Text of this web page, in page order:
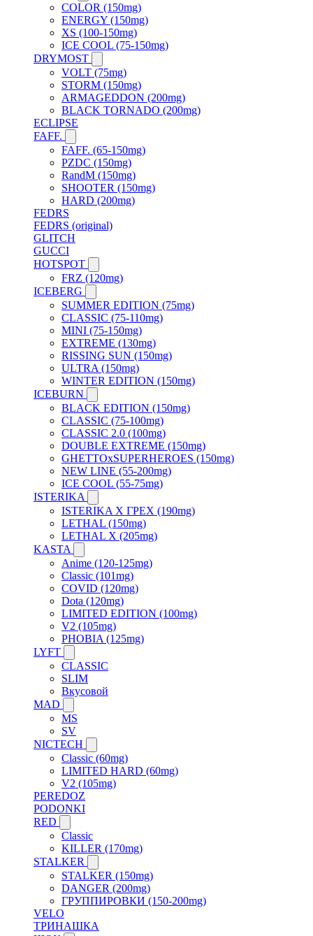
COLOR (150mg)
ENERGY (150mg)
XS (100-150mg)
ICE COOL (75-150mg)
DRYMOST
VOLT (75mg)
STORM (150mg)
ARMAGEDDON (200mg)
BLACK TORNADO (200mg)
ECLIPSE
FAFF.
FAFF. (65-150mg)
PZDC (150mg)
RandM (150mg)
SHOOTER (150mg)
HARD (200mg)
FEDRS
FEDRS (original)
GLITCH
GUCCI
HOTSPOT
FRZ (120mg)
ICEBERG
SUMMER EDITION (75mg)
CLASSIC (75-110mg)
MINI (75-150mg)
EXTREME (130mg)
RISSING SUN (150mg)
ULTRA (150mg)
WINTER EDITION (150mg)
ICEBURN
BLACK EDITION (150mg)
CLASSIC (75-100mg)
CLASSIC 2.0 (100mg)
DOUBLE EXTREME (150mg)
GHETTOxSUPERHEROES (150mg)
NEW LINE (55-200mg)
ICE COOL (55-75mg)
ISTERIKA
ISTERIKA X ГРЕХ (190mg)
LETHAL (150mg)
LETHAL X (205mg)
KASTA
Anime (120-125mg)
Classic (101mg)
COVID (120mg)
Dota (120mg)
LIMITED EDITION (100mg)
V2 (105mg)
PHOBIA (125mg)
LYFT
CLASSIC
SLIM
Вкусовой
MAD
MS
SV
NICTECH
Classic (60mg)
LIMITED HARD (60mg)
V2 (105mg)
PEREDOZ
PODONKI
RED
Classic
KILLER (170mg)
STALKER
STALKER (150mg)
DANGER (200mg)
ГРУППИРОВКИ (150-200mg)
VELO
ТРИНАШКА